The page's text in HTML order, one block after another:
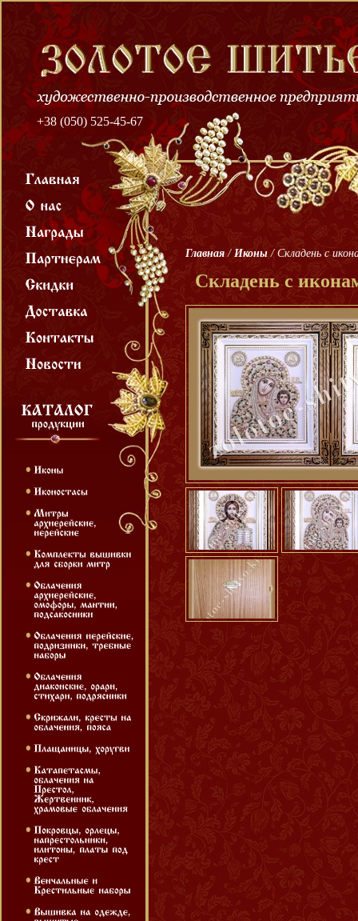
+38 (050) 525-45-67
Главная / Иконы / Складень с
Складень с